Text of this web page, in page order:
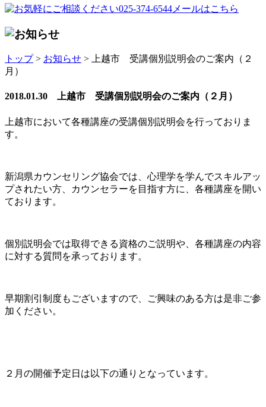
トップ> お知らせ > 上越市 受講個別説明会のご案内（２
月）
2018.01.30 上越市 受講個別説明会のご案内（２月）
上越市において各種講座の受講個別説明会を行っておりま
す。
新潟県カウンセリング協会では、心理学を学んでスキルアッ
プされたい方、カウンセラーを目指す方に、各種講座を開い
ております。
個別説明会では取得できる資格のご説明や、各種講座の内容
に対する質問を承っております。
早期割引制度もございますので、ご興味のある方は是非ご参
加ください。
２月の開催予定日は以下の通りとなっています。